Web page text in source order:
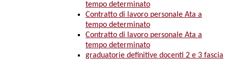
tempo determinato
Contratto di lavoro personale Ata a
tempo determinato
Contratto di lavoro personale Ata a
tempo determinato
graduatorie definitive docenti 2 e 3 fascia